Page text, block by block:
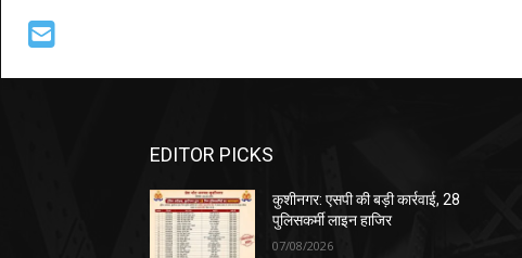
EDITOR PICKS
कुशीनगर: एसपी की बड़ी कार्रवाई, 28
पुलिसकर्मी लाइन हाजिर
07/08/2026